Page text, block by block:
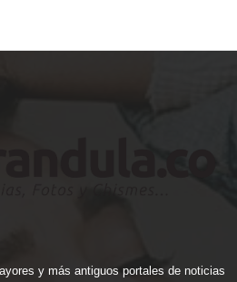
y más antiguos portales de noticias